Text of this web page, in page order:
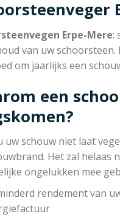
Erpe-Mere:
van uw
om jaarlijks een
een
uw schouw niet laat
Het zal helaas
ongelukken mee
rendement van